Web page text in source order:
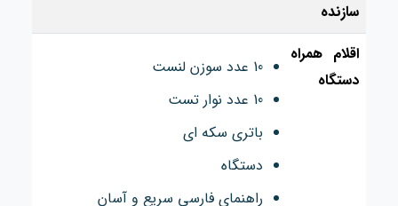
سازنده
اقلام همراه
دستگاه
10 عدد سوزن لنست
10 عدد نوار تست
باتری سکه ای
دستگاه
راهنمای فارسی سریع و آسان